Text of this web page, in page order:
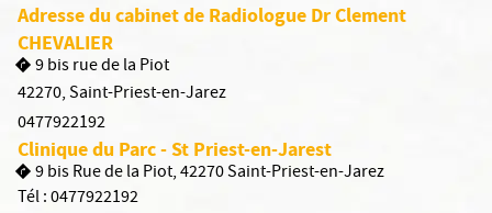
Adresse du cabinet de Radiologue Dr Clement
CHEVALIER
9 bis rue de la Piot
42270,Saint-Priest-en-Jarez
0477922192
Clinique du Parc - St Priest-en-Jarest
9 bis Rue de la Piot, 42270 Saint-Priest-en-Jarez
Tél :0477922192